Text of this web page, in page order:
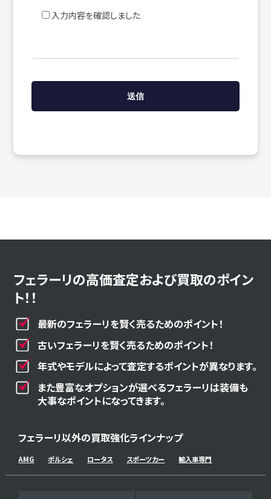
入力内容を確認しました
フェラーリの高価査定および買取のポイン
ト！！
最新のフェラーリを賢く売るためのポイント！
古いフェラーリを賢く売るためのポイント！
年式やモデルによって査定するポイントが異なります。
また豊富なオプションが選べるフェラーリは装備も
大事なポイントになってきます。
フェラーリ以外の買取強化ラインナップ
AMG ポルシェ ロータス スポーツカー 輸入車専門